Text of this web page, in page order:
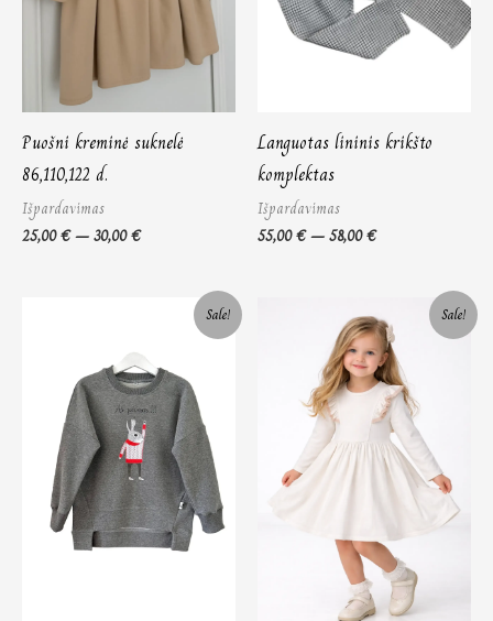
Puošni kreminė suknelė
86,110,122 d.
Išpardavimas
25,00€–30,00€
Languotas lininis krikšto
komplektas
Išpardavimas
55,00€–58,00€
Sale!
24,00 €.18,00 €.
Sale!
range:
25,00 €
through
27,00 €